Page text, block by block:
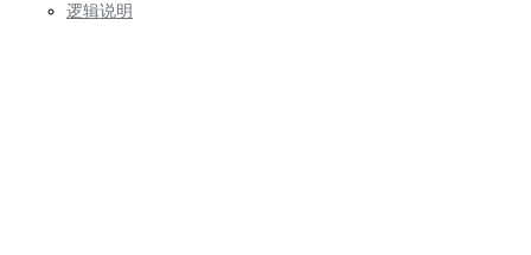
逻辑说明